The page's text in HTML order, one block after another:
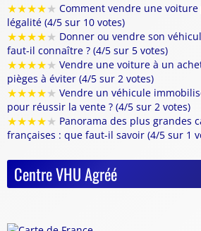
★★★★★ Comment vendre une
légalité (4/5 sur 10 votes)
★★★★★ Donner ou vendre son
faut-il connaître ? (4/5 sur 5 votes)
★★★★★ Vendre une voiture à un
pièges à éviter (4/5 sur 2 votes)
★★★★★ Vendre un véhicule
pour réussir la vente ? (4/5 sur 2 votes)
★★★★★ Panorama des plus grandes
françaises : que faut-il savoir (4/5 sur 1
Centre VHU Agréé